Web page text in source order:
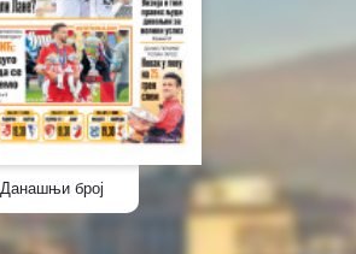
Данашњи број